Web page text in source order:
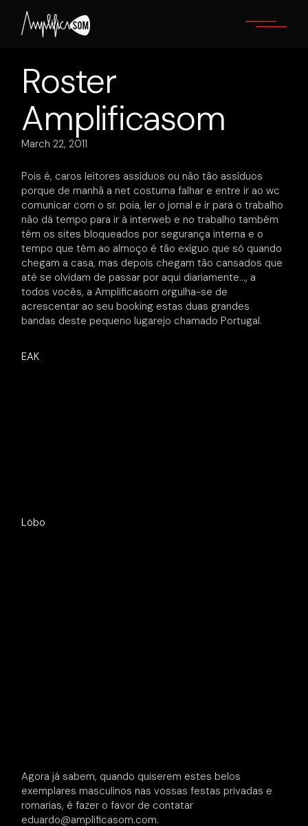
content
Roster
Amplificasom
March 22, 2011
Pois é, caros leitores assíduos ou não tão assíduos
porque de manhã a net costuma falhar e entre ir ao wc
comunicar com o sr. poia, ler o jornal e ir para o trabalho
não dá tempo para ir à interweb e no trabalho também
têm os sites bloqueados por segurança interna e o
tempo que têm ao almoço é tão exíguo que só quando
chegam a casa, mas depois chegam tão cansados que
até se olvidam de passar por aqui diariamente…, a
todos vocês, a Amplificasom orgulha-se de
acrescentar ao seu booking estas duas grandes
bandas deste pequeno lugarejo chamado Portugal.
EAK
Löbo
Agora já sabem, quando quiserem estes belos
exemplares masculinos nas vossas festas privadas e
romarias, é fazer o favor de contatar
eduardo@amplificasom.com.